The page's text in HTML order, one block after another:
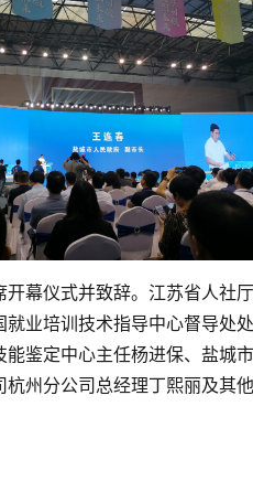
幕仪式并致辞。江苏省人社
业培训技术指导中心督导处
鉴定中心主任杨进保、盐城
州分公司总经理丁熙丽及其